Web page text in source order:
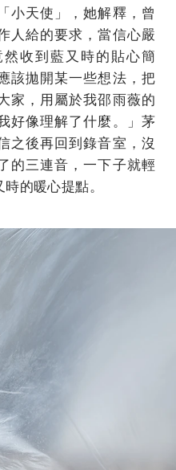
小天使」，她解釋，曾
人給的要求，當信心嚴
收到藍又時的貼心簡
該拋開某一些想法，把
家，用屬於我邵雨薇的
好像理解了什麼。」茅
之後再回到錄音室，沒
的三連音，一下子就輕
的暖心提點。